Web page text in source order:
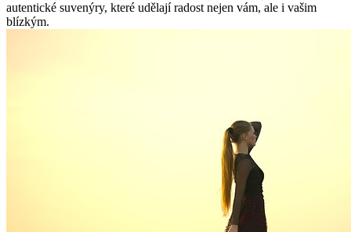
autentické suvenýry, které udělají radost nejen vám, ale i vašim
blízkým.